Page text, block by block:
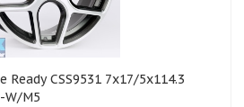
Ready CSS9531 7x17/5x114.3
W/M5